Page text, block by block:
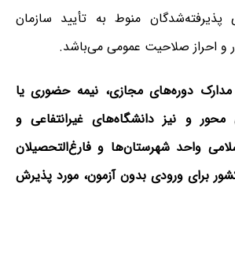
منوط به تأیید سازمان
احراز صلاحیت عمومی می­‌باشد.
دوره­‌های مجازی، نیمه حضوری یا
و نیز دانشگاه‌­های غیرانتفاعی و
واحد شهرستان­‌ها و فارغ‌­التحصیلان
برای ورودی بدون آزمون، مورد پذیرش